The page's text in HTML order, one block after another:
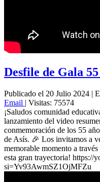
Desfile de Gala
Publicado el 20 Julio 2024 |
Email | Visitas: 75574
¡Saludos comunidad
lanzamiento del video
conmemoración de los 55
de Asís. 🎉 Los invitamos a
memorable momento a
esta gran trayectoria! https://
si=Yv93AwmSZ1OjMFZu